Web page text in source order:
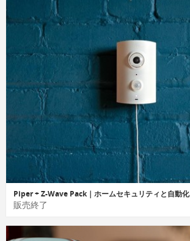
Piper + Z-Wave Pack｜ホームセキュリティと自動化
販売終了